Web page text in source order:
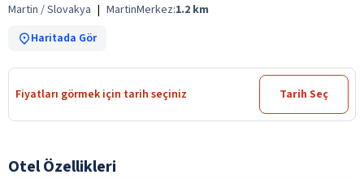
Martin / Slovakya | MartinMerkez:1.2 km
Haritada Gör
Fiyatları görmek için tarih seçiniz Tarih Seç
Otel Özellikleri